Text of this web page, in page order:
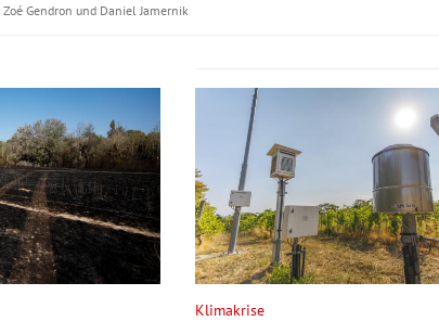
Zoé Gendron und Daniel Jamernik
Klimakrise